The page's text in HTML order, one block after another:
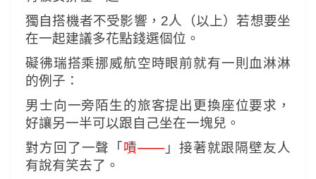
獨自搭機者不受影響，2人（以上）若想要坐
在一起建議多花點錢選個位。
礙彿瑞搭乘挪威航空時眼前就有一則血淋淋
的例子：
男士向一旁陌生的旅客提出更換座位要求，
好讓另一半可以跟自己坐在一塊兒。
對方回了一聲「 嘖—— 」接著就跟隔壁友人
有說有笑去了。